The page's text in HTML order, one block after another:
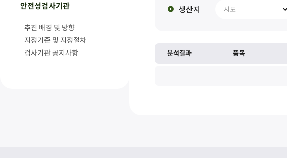
안전성검사기관
추진 배경 및 방향
지정기준 및 지정절차
검사기관 공지사항
생산지 시도
분석결과 품목